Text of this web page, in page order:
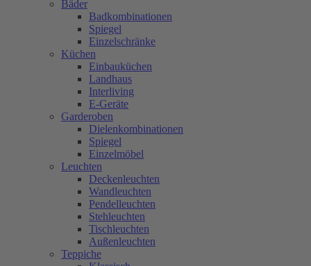
Bäder
Badkombinationen
Spiegel
Einzelschränke
Küchen
Einbauküchen
Landhaus
Interliving
E-Geräte
Garderoben
Dielenkombinationen
Spiegel
Einzelmöbel
Leuchten
Deckenleuchten
Wandleuchten
Pendelleuchten
Stehleuchten
Tischleuchten
Außenleuchten
Teppiche